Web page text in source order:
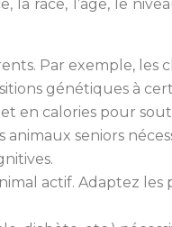
la race, l’âge, le
Par exemple,
génétiques à
en calories pour
seniors
actif. Adaptez